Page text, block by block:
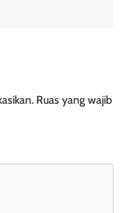
Ruas yang wajib